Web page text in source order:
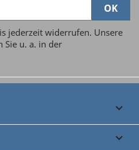
jederzeit widerrufen. Unsere
u. a. in der

